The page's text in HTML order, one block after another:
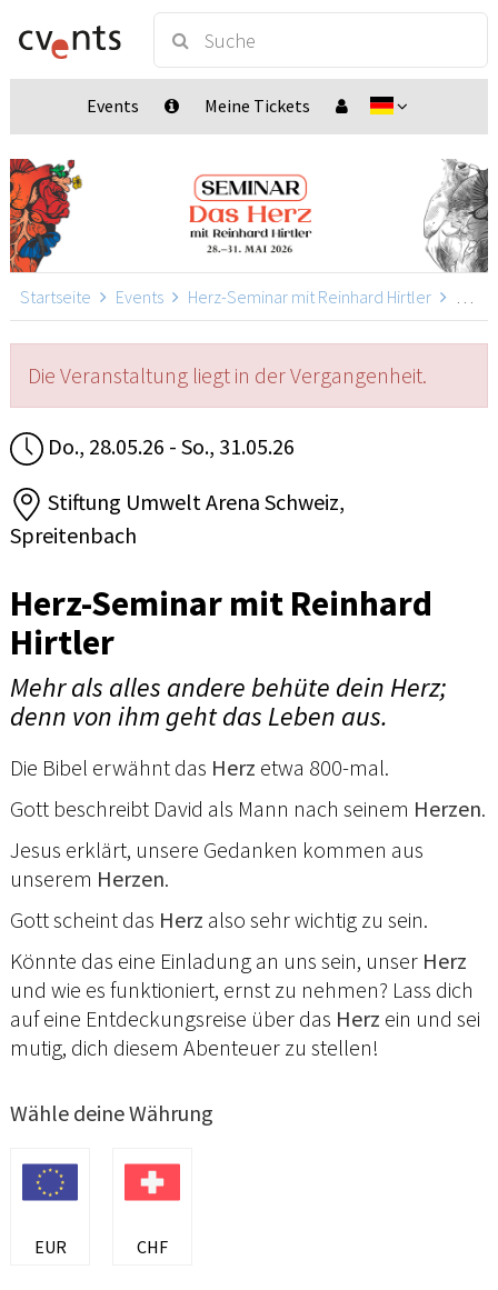
Events Meine Tickets
Startseite Events Herz-Seminar mit Reinhard Hirtler
Die Veranstaltung liegt in der Vergangenheit.
Do., 28.05.26 - So., 31.05.26
Stiftung Umwelt Arena Schweiz,
Spreitenbach
Herz-Seminar mit Reinhard
Hirtler
Mehr als alles andere behüte dein Herz;
denn von ihm geht das Leben aus.
Die Bibel erwähnt das Herz etwa 800-mal.
Gott beschreibt David als Mann nach seinem Herzen.
Jesus erklärt, unsere Gedanken kommen aus
unserem Herzen.
Gott scheint das Herz also sehr wichtig zu sein.
Könnte das eine Einladung an uns sein, unser Herz
und wie es funktioniert, ernst zu nehmen? Lass dich
auf eine Entdeckungsreise über das Herz ein und sei
mutig, dich diesem Abenteuer zu stellen!
Wähle deine Währung
EUR CHF